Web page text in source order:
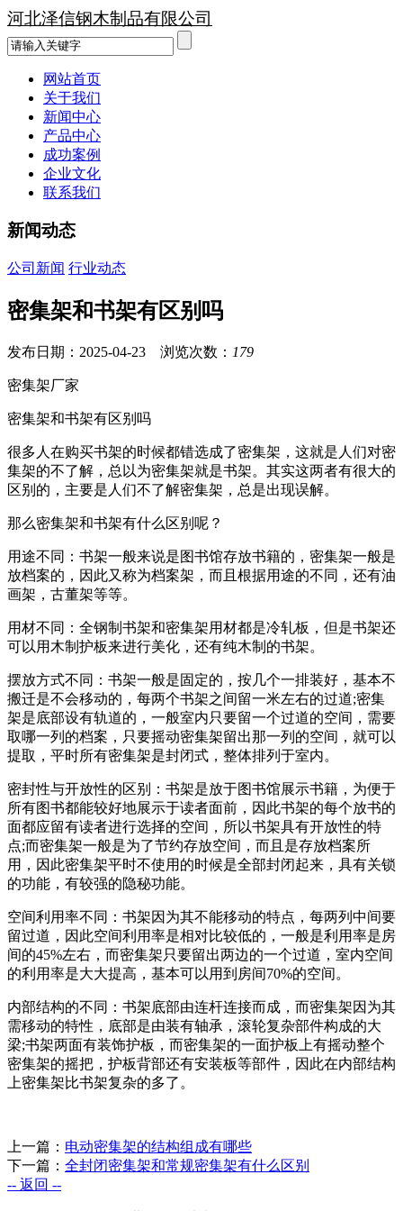
河北泽信钢木制品有限公司
网站首页
关于我们
新闻中心
产品中心
成功案例
企业文化
联系我们
新闻动态
公司新闻 行业动态
密集架和书架有区别吗
发布日期：2025-04-23 浏览次数： 179
密集架厂家
密集架和书架有区别吗
很多人在购买书架的时候都错选成了密集架，这就是人们对密
集架的不了解，总以为密集架就是书架。其实这两者有很大的
区别的，主要是人们不了解密集架，总是出现误解。
那么密集架和书架有什么区别呢？
用途不同：书架一般来说是图书馆存放书籍的，密集架一般是
放档案的，因此又称为档案架，而且根据用途的不同，还有油
画架，古董架等等。
用材不同：全钢制书架和密集架用材都是冷轧板，但是书架还
可以用木制护板来进行美化，还有纯木制的书架。
摆放方式不同：书架一般是固定的，按几个一排装好，基本不
搬迁是不会移动的，每两个书架之间留一米左右的过道;密集
架是底部设有轨道的，一般室内只要留一个过道的空间，需要
取哪一列的档案，只要摇动密集架留出那一列的空间，就可以
提取，平时所有密集架是封闭式，整体排列于室内。
密封性与开放性的区别：书架是放于图书馆展示书籍，为便于
所有图书都能较好地展示于读者面前，因此书架的每个放书的
面都应留有读者进行选择的空间，所以书架具有开放性的特
点;而密集架一般是为了节约存放空间，而且是存放档案所
用，因此密集架平时不使用的时候是全部封闭起来，具有关锁
的功能，有较强的隐秘功能。
空间利用率不同：书架因为其不能移动的特点，每两列中间要
留过道，因此空间利用率是相对比较低的，一般是利用率是房
间的45%左右，而密集架只要留出两边的一个过道，室内空间
的利用率是大大提高，基本可以用到房间70%的空间。
内部结构的不同：书架底部由连杆连接而成，而密集架因为其
需移动的特性，底部是由装有轴承，滚轮复杂部件构成的大
梁;书架两面有装饰护板，而密集架的一面护板上有摇动整个
密集架的摇把，护板背部还有安装板等部件，因此在内部结构
上密集架比书架复杂的多了。
上一篇： 电动密集架的结构组成有哪些
下一篇： 全封闭密集架和常规密集架有什么区别
-- 返回 --